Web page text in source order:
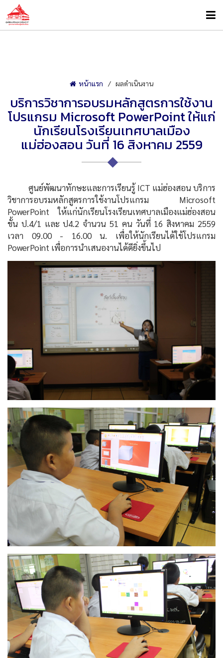
หน้าแรก ผลดำเนินงาน
บริการวิชาการอบรมหลักสูตรการใช้งาน
โปรแกรม Microsoft PowerPoint ให้แก่
นักเรียนโรงเรียนเทศบาลเมือง
แม่ฮ่องสอน วันที่ 16 สิงหาคม 2559
ศูนย์พัฒนาทักษะและการเรียนรู้ ICT แม่ฮ่องสอน บริการ
วิชาการอบรมหลักสูตรการใช้งานโปรแกรม Microsoft
PowerPoint ให้แก่นักเรียนโรงเรียนเทศบาลเมืองแม่ฮ่องสอน
ชั้น ป.4/1 และ ป4.2 จำนวน 51 คน วันที่ 16 สิงหาคม 2559
เวลา 09.00 - 16.00 น. เพื่อให้นักเรียนได้ใช้โปรแกรม
PowerPoint เพื่อการนำเสนองานได้ดียิ่งขึ้นไป